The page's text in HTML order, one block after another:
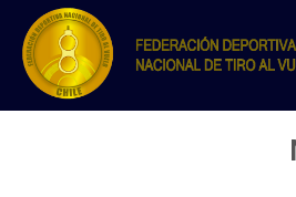
content